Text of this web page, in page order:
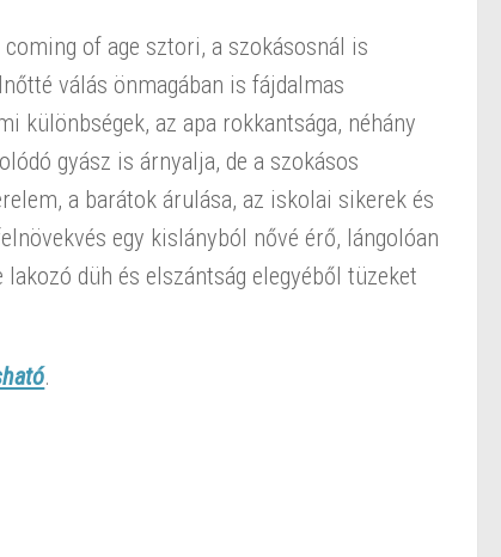
of age sztori, a szokásosnál is
válás önmagában is fájdalmas
különbségek, az apa rokkantsága, néhány
gyász is árnyalja, de a szokásos
a barátok árulása, az iskolai sikerek és
egy kislányból nővé érő, lángolóan
düh és elszántság elegyéből tüzeket
.